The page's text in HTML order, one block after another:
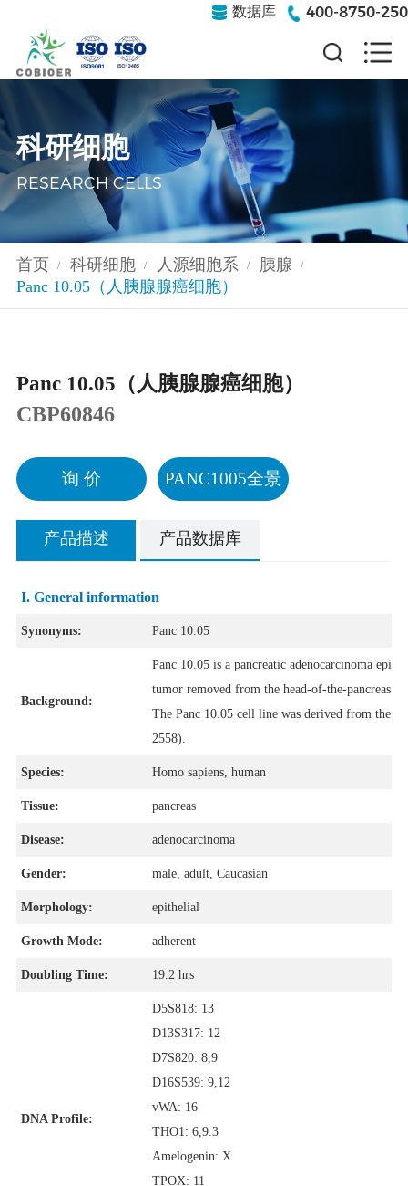
数据库 400-8750-250
科研细胞
RESEARCH CELLS
首页 / 科研细胞 / 人源细胞系 / 胰腺 /
Panc 10.05（人胰腺腺癌细胞）
Panc 10.05（人胰腺腺癌细胞）
CBP60846
询 价 PANC1005全景
产品描述 产品数据库
I. General information
Synonyms: Panc 10.05
Background:
Panc 10.05 is a pancreatic adenocarcinoma
tumor removed from the head-of-the-pancreas
The Panc 10.05 cell line was derived from the
2558).
Species: Homo sapiens, human
Tissue: pancreas
Disease: adenocarcinoma
Gender: male, adult, Caucasian
Morphology: epithelial
Growth Mode: adherent
Doubling Time: 19.2 hrs
DNA Profile:
D5S818: 13
D13S317: 12
D7S820: 8,9
D16S539: 9,12
vWA: 16
THO1: 6,9.3
Amelogenin: X
TPOX: 11